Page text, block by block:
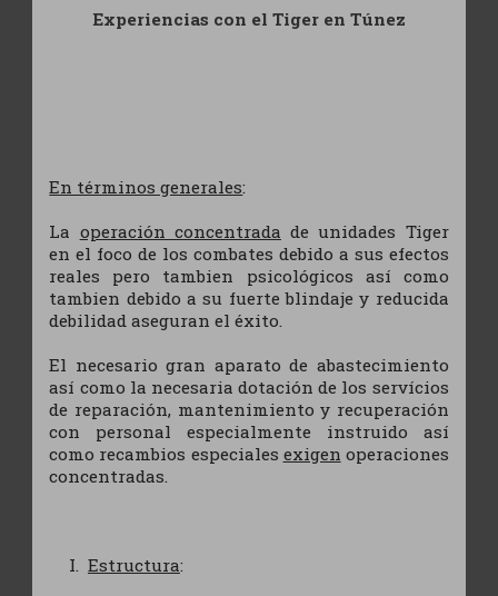
Experiencias con el Tiger en Túnez
En términos generales:
La operación concentrada de unidades Tiger
en el foco de los combates debido a sus efectos
reales pero tambien psicológicos así como
tambien debido a su fuerte blindaje y reducida
debilidad aseguran el éxito.
El necesario gran aparato de abastecimiento
así como la necesaria dotación de los servícios
de reparación, mantenimiento y recuperación
con personal especialmente instruido así
como recambios especiales exigen operaciones
concentradas.
Estructura: